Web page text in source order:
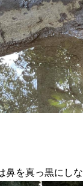
鼻を真っ黒にし